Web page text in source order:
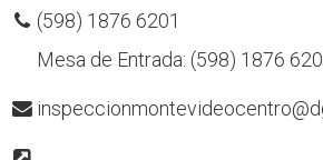
Programas
ATD
(598) 1876 6201
Mesa de Entrada: (598) 1876